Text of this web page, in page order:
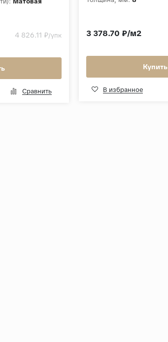
4 826.11 ₽/упк
Сравнить
3 378.70 ₽/м2
Купить
В избранное